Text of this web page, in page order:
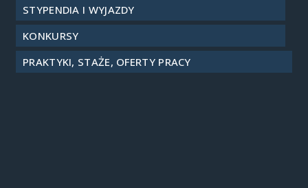
STYPENDIA I WYJAZDY
KONKURSY
PRAKTYKI, STAŻE, OFERTY PRACY